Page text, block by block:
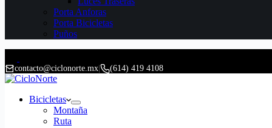
Porta Anforas
Porta Bicicletas
Puños
contacto@ciclonorte.mx (614) 419 4108
Bicicletas
Montaña
Ruta